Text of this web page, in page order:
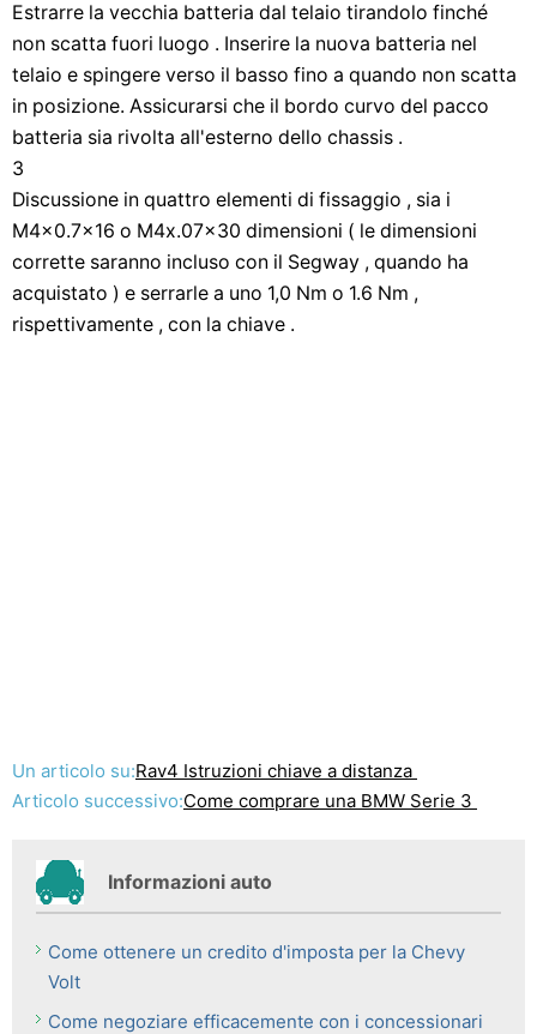
Estrarre la vecchia batteria dal telaio tirandolo finché
non scatta fuori luogo . Inserire la nuova batteria nel
telaio e spingere verso il basso fino a quando non scatta
in posizione. Assicurarsi che il bordo curvo del pacco
batteria sia rivolta all'esterno dello chassis .
3
Discussione in quattro elementi di fissaggio , sia i
M4x0.7x16 o M4x.07x30 dimensioni ( le dimensioni
corrette saranno incluso con il Segway , quando ha
acquistato ) e serrarle a uno 1,0 Nm o 1.6 Nm ,
rispettivamente , con la chiave .
Un articolo su:Rav4 Istruzioni chiave a distanza
Articolo successivo:Come comprare una BMW Serie 3
Informazioni auto
Come ottenere un credito d'imposta per la Chevy
Volt
Come negoziare efficacemente con i concessionari